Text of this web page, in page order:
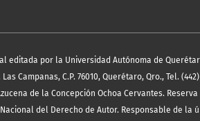
editada por la Universidad Autónoma de
Campanas, C.P. 76010, Querétaro, Qro., Tel. (442)
de la Concepción Ochoa Cervantes.
Nacional del Derecho de Autor. Responsable de